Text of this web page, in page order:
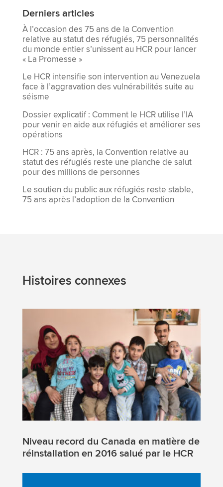
Derniers articles
À l’occasion des 75 ans de la Convention
relative au statut des réfugiés, 75 personnalités
du monde entier s’unissent au HCR pour lancer
« La Promesse »
Le HCR intensifie son intervention au Venezuela
face à l’aggravation des vulnérabilités suite au
séisme
Dossier explicatif : Comment le HCR utilise l’IA
pour venir en aide aux réfugiés et améliorer ses
opérations
HCR : 75 ans après, la Convention relative au
statut des réfugiés reste une planche de salut
pour des millions de personnes
Le soutien du public aux réfugiés reste stable,
75 ans après l’adoption de la Convention
Histoires connexes
Niveau record du Canada en matière de
réinstallation en 2016 salué par le HCR